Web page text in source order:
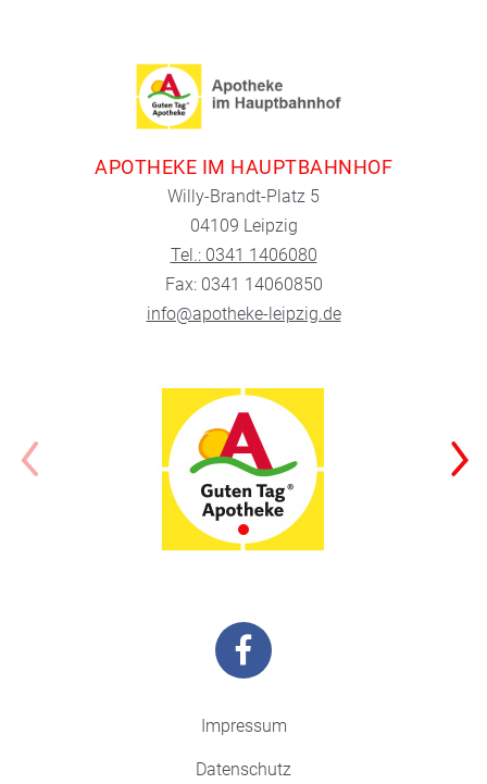
APOTHEKE IM HAUPTBAHNHOF
Willy-Brandt-Platz 5
04109 Leipzig
Tel.: 0341 1406080
Fax: 0341 14060850
info@apotheke-leipzig.de
Impressum
Datenschutz